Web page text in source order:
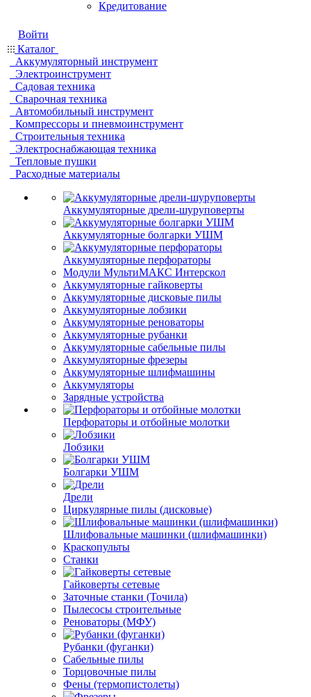
Кредитование
Войти
Каталог
Аккумуляторный инструмент
Электроинструмент
Садовая техника
Сварочная техника
Автомобильный инструмент
Компрессоры и пневмоинструмент
Строительныя техника
Электроснабжающая техника
Тепловые пушки
Расходные материалы
Аккумуляторные дрели-шуруповерты
Аккумуляторные болгарки УШМ
Аккумуляторные перфораторы
Модули МультиМАКС Интерскол
Аккумуляторные гайковерты
Аккумуляторные дисковые пилы
Аккумуляторные лобзики
Аккумуляторные реноваторы
Аккумуляторные рубанки
Аккумуляторные сабельные пилы
Аккумуляторные фрезеры
Аккумуляторные шлифмашины
Аккумуляторы
Зарядные устройства
Перфораторы и отбойные молотки
Лобзики
Болгарки УШМ
Дрели
Циркулярные пилы (дисковые)
Шлифовальные машинки (шлифмашинки)
Краскопульты
Станки
Гайковерты сетевые
Заточные станки (Точила)
Пылесосы строительные
Реноваторы (МФУ)
Рубанки (фуганки)
Сабельные пилы
Торцовочные пилы
Фены (термопистолеты)